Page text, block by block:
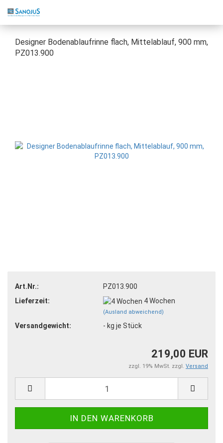
Designer Bodenablaufrinne flach, Mittelablauf, 900 mm,
PZ013.900
Art.Nr.:
PZ013.900
Lieferzeit:
4 Wochen
(Ausland abweichend)
Versandgewicht: - kg je Stück
219,00 EUR
zzgl. 19% MwSt. zzgl. Versand